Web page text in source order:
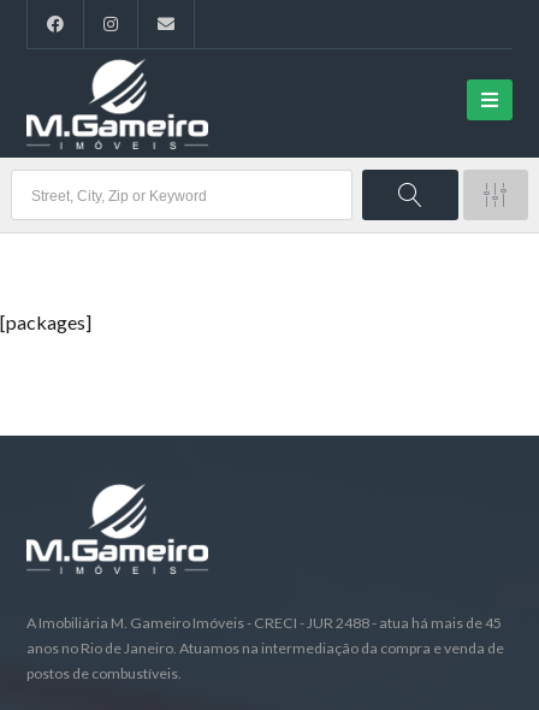
[packages]
A Imobiliária M. Gameiro Imóveis - CRECI - JUR 2488 - atua há mais de 45
anos no Rio de Janeiro. Atuamos na intermediação da compra e venda de
postos de combustíveis.